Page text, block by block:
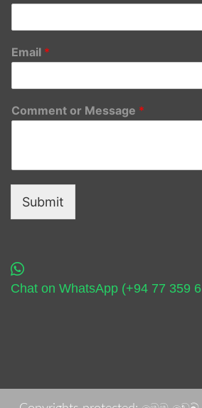
Email *
Comment or Message *
Submit
Chat on WhatsApp (+94 77 359